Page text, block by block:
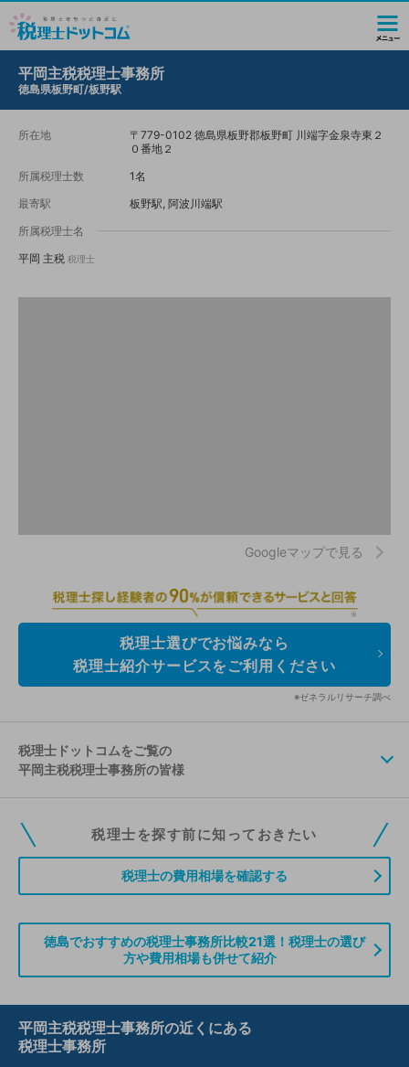
平岡主税税理士事務所
徳島県板野町/板野駅
所在地
〒779-0102 徳島県板野郡板野町 川端字金泉寺東２
０番地２
所属税理士数
1名
最寄駅
板野駅, 阿波川端駅
所属税理士名
平岡 主税 税理士
Googleマップで見る
税理士選びでお悩みなら
税理士紹介サービスをご利用ください
※ゼネラルリサーチ調べ
税理士ドットコムをご覧の
平岡主税税理士事務所の皆様
税理士ドットコムの無料会員にご登録いただくと、貴事務所の情報を編集し
ていただくことができます。また、税理士をお探しの方との接点をご提供す
無料登録のご案内はこちら
税理士を探す前に知っておきたい
税理士の費用相場を確認する
徳島でおすすめの税理士事務所比較21選！税理士の選び
方や費用相場も併せて紹介
平岡主税税理士事務所の近くにある
税理士事務所